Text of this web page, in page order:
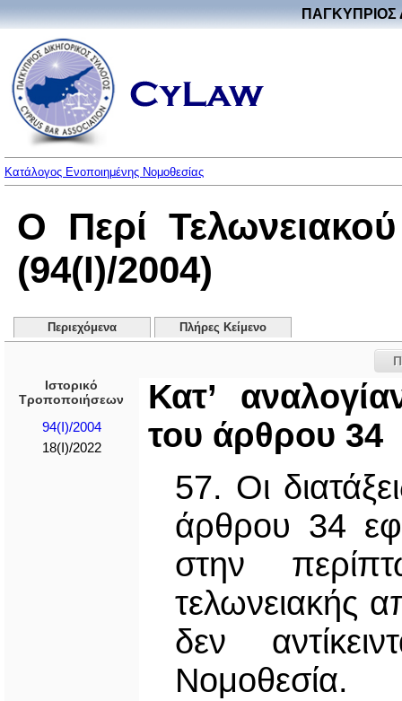
ΠΑΓΚΥΠΡΙΟΣ
Κατάλογος Ενοποιημένης Νομοθεσίας
Ο Περί
(94(I)/2004)
Περιεχόμενα Πλήρες Κείμενο
Ιστορικό
Τροποποιήσεων
94(I)/2004
18(I)/2022
Κατ’
του άρθρου 34
57. Οι
άρθρου 34
στην
τελωνειακής
δεν
Νομοθεσία.